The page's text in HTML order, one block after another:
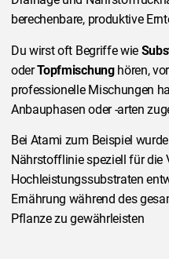
berechenbare, produktive
Du wirst oft Begriffe wie
oderTopfmischunghören,
professionelle Mischungen
Anbauphasen oder -arten
Bei Atami zum Beispiel
Nährstofflinie speziell für die
Hochleistungssubstraten
Ernährung während des
Pflanze zu gewährleisten